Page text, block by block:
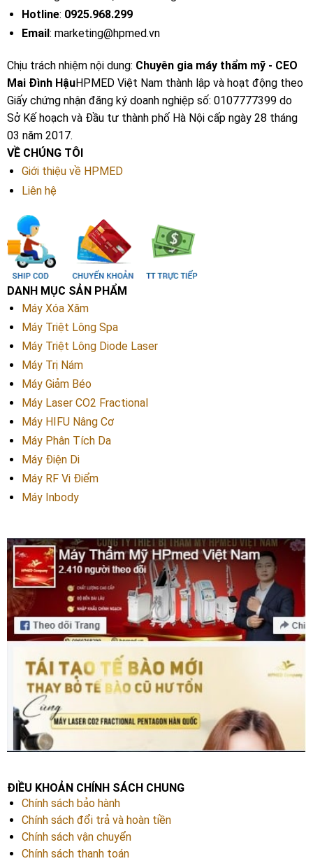
Hotline: 0925.968.299
Email : marketing@hpmed.vn
Chịu trách nhiệm nội dung: Chuyên gia máy thẩm mỹ - CEO
Mai Đình HậuHPMED Việt Nam thành lập và hoạt động theo
Giấy chứng nhận đăng ký doanh nghiệp số: 0107777399 do
Sở Kế hoạch và Đầu tư thành phố Hà Nội cấp ngày 28 tháng
03 năm 2017.
VỀ CHÚNG TÔI
Giới thiệu về HPMED
Liên hệ
DANH MỤC SẢN PHẨM
Máy Xóa Xăm
Máy Triệt Lông Spa
Máy Triệt Lông Diode Laser
Máy Trị Nám
Máy Giảm Béo
Máy Laser CO2 Fractional
Máy HIFU Nâng Cơ
Máy Phân Tích Da
Máy Điện Di
Máy RF Vi Điểm
Máy Inbody
ĐIỀU KHOẢN CHÍNH SÁCH CHUNG
Chính sách bảo hành
Chính sách đổi trả và hoàn tiền
Chính sách vận chuyển
Chính sách thanh toán